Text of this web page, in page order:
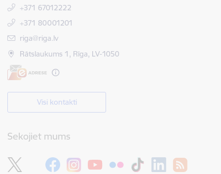
+371 67012222
+371 80001201
E-pasts:
riga@riga.lv
Rātslaukums 1, Rīga, LV-1050
Visi kontakti
Sekojiet mums